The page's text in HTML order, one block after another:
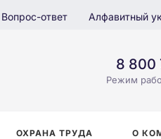
Вопрос-ответ Алфавитный
8 800
Режим
ОХРАНА ТРУДА О